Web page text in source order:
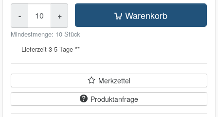
- + Warenkorb
Mindestmenge: 10 Stück
Lieferzeit 3-5 Tage **
Merkzettel
Produktanfrage